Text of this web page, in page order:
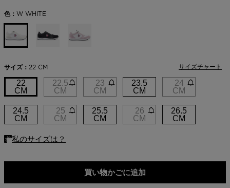
レンズ
レンズ
SERVICES
Boutiques
Outlet
Store Locator
On Piste app
色： W WHITE
サイズ： 22 CM
サイズチャート
22
CM
22.5
CM
23
CM
23.5
CM
24
CM
24.5
CM
25
CM
25.5
CM
26
CM
26.5
CM
買い物かごに追加